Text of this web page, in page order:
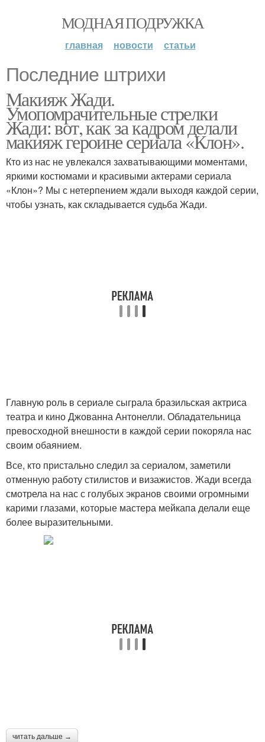
МОДНАЯ ПОДРУЖКА
главная новости статьи
Последние штрихи
Макияж Жади.
Умопомрачительные стрелки
Жади: вот, как за кадром делали
макияж героине сериала «Клон».
Кто из нас не увлекался захватывающими моментами,
яркими костюмами и красивыми актерами сериала
«Клон»? Мы с нетерпением ждали выходя каждой серии,
чтобы узнать, как складывается судьба Жади.
Главную роль в сериале сыграла бразильская актриса
театра и кино Джованна Антонелли. Обладательница
превосходной внешности в каждой серии покоряла нас
своим обаянием.
Все, кто пристально следил за сериалом, заметили
отменную работу стилистов и визажистов. Жади всегда
смотрела на нас с голубых экранов своими огромными
карими глазами, которые мастера мейкапа делали еще
более выразительными.
читать дальше →